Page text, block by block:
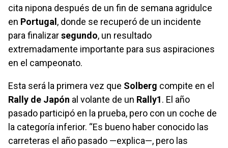
cita nipona después de un fin de semana agridulce
en Portugal, donde se recuperó de un incidente
para finalizarsegundo, un resultado
extremadamente importante para sus aspiraciones
en el campeonato.
Esta será la primera vez que Solberg compite en el
Rally de Japón al volante de un Rally1. El año
pasado participó en la prueba, pero con un coche de
la categoría inferior. “Es bueno haber conocido las
carreteras el año pasado —explica—, pero las